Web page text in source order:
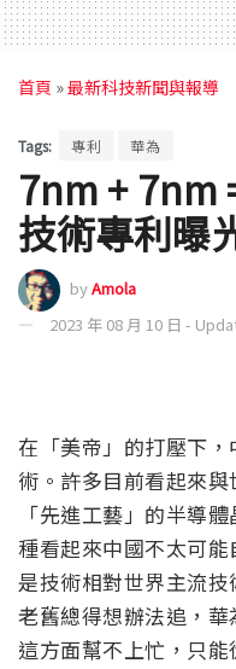
首頁 »最新科技新聞與報導
Tags: 專利 華為
7nm + 7nm
技術專利曝
byAmola
2023 年 08 月 10 日 -
在「美帝」的打壓下
術。許多目前看起來
「先進工藝」的半導
種看起來中國不太可
是技術相對世界主流
老舊總得想辦法追，
這方面幫不上忙，只